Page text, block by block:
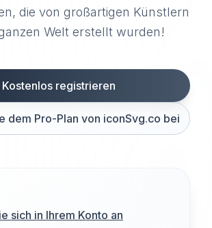
die von großartigen Künstlern
Welt erstellt wurden!
Kostenlos registrieren
dem Pro-Plan von iconSvg.co bei
sich in Ihrem Konto an